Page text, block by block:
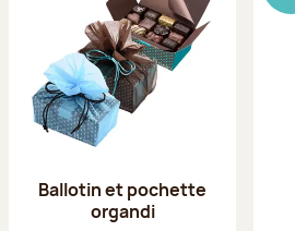
Ballotin et pochette
organdi